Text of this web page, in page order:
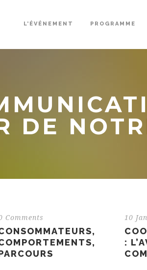
L’ÉVÉNEMENT PROGRAMME
DE
Comments 10
: